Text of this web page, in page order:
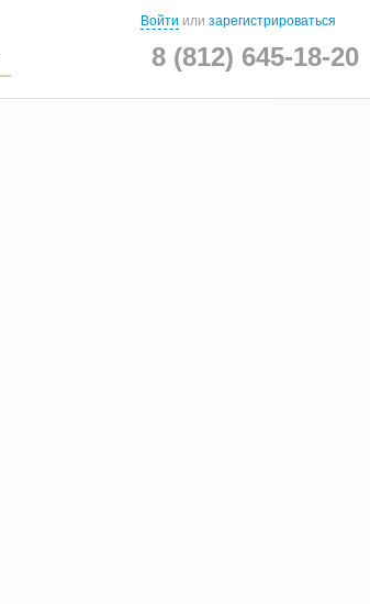
Войти или зарегистрироваться
8 (812) 645-18-20